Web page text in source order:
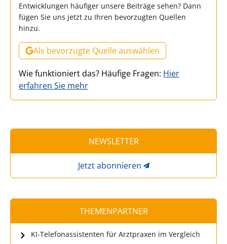
Entwicklungen häufiger unsere Beiträge sehen? Dann
fügen Sie uns jetzt zu Ihren bevorzugten Quellen
hinzu.
Als bevorzugte Quelle auswählen
Wie funktioniert das? Häufige Fragen: Hier
erfahren Sie mehr
NEWSLETTER
Jetzt abonnieren
THEMENPARTNER
KI-Telefonassistenten für Arztpraxen im Vergleich